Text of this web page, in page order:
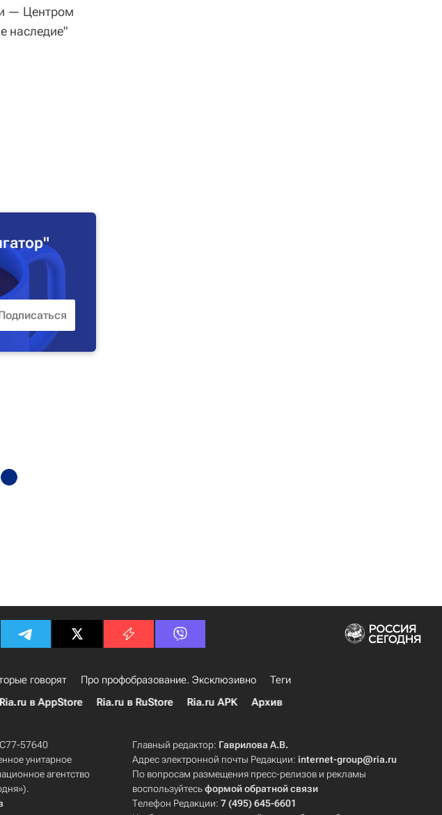
— Центром
наследие"
говорят Про профобразование. Эксклюзивно
Теги
Ria.ru в AppStore Ria.ru в RuStore Ria.ru APK Архив
57640
унитарное
агентство
Главный редактор: Гаврилова А.В.
Адрес электронной почты Редакции:internet-group@ria.ru
По вопросам размещения пресс-релизов и рекламы
воспользуйтесьформой обратной связи
Телефон Редакции:7 (495) 645-6601